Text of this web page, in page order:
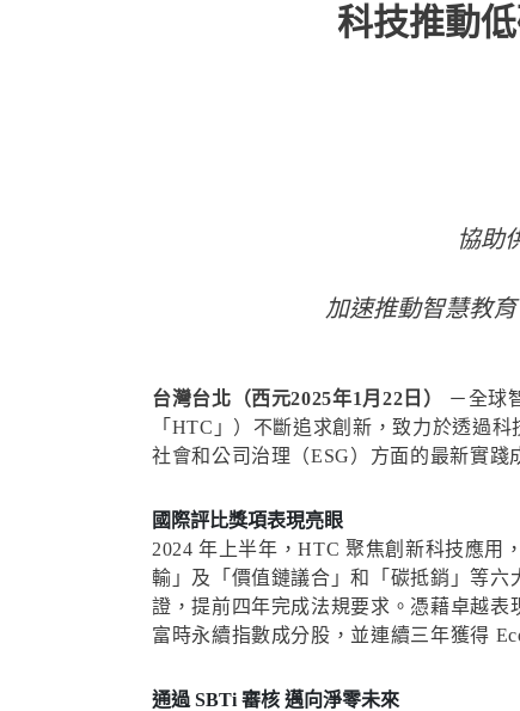
科技推動
協助
加速推動智慧教
台灣台北（西元2025年1月22日）
－全球
「HTC」）不斷追求創新，致力於透過
社會和公司治理（ESG）方面的最新實踐
國際評比獎項表現亮眼
2024 年上半年，HTC 聚焦創新科技應用
輸」及「價值鏈議合」和「碳抵銷」等六
證，提前四年完成法規要求。憑藉卓越
富時永續指數成分股，並連續三年獲得
通過 SBTi 審核 邁向淨零未來